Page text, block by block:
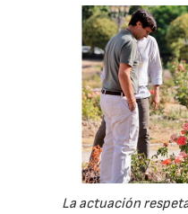
La actuación